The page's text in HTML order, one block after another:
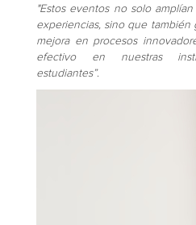
"Estos eventos no solo
experiencias, sino que
mejora en procesos
efectivo en nuestras
estudiantes”.